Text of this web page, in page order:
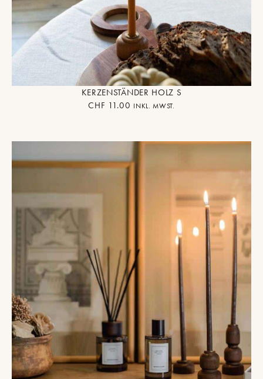
KERZENSTÄNDER HOLZ S
CHF 11.00 INKL. MWST.